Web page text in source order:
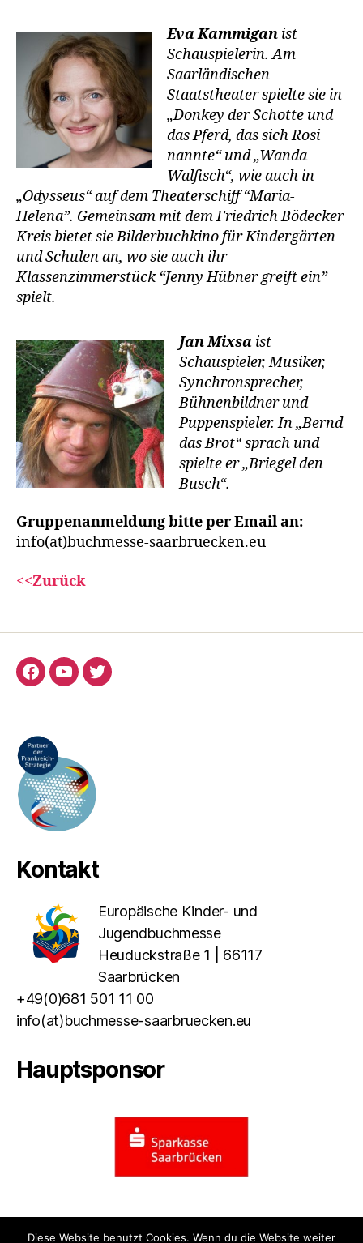
Eva Kammigan ist
Schauspielerin. Am
Saarländischen
Staatstheater spielte sie in
„Donkey der Schotte und
das Pferd, das sich Rosi
nannte“ und „Wanda
Walfisch“, wie auch in
„Odysseus“ auf dem Theaterschiff “Maria-
Helena”. Gemeinsam mit dem Friedrich Bödecker
Kreis bietet sie Bilderbuchkino für Kindergärten
und Schulen an, wo sie auch ihr
Klassenzimmerstück “Jenny Hübner greift ein”
spielt.
Jan Mixsa ist
Schauspieler, Musiker,
Synchronsprecher,
Bühnenbildner und
Puppenspieler. In „Bernd
das Brot“ sprach und
spielte er „Briegel den
Busch“.
Gruppenanmeldung bitte per Email an:
info(at)buchmesse-saarbruecken.eu
<<Zurück
Facebook
YouTubeTwitter
Kontakt
Europäische Kinder- und
Jugendbuchmesse
Heuduckstraße 1 | 66117
Saarbrücken
+49(0)681 501 11 00
info(at)buchmesse-saarbruecken.eu
Hauptsponsor
Diese Website benutzt Cookies. Wenn du die Website weiter